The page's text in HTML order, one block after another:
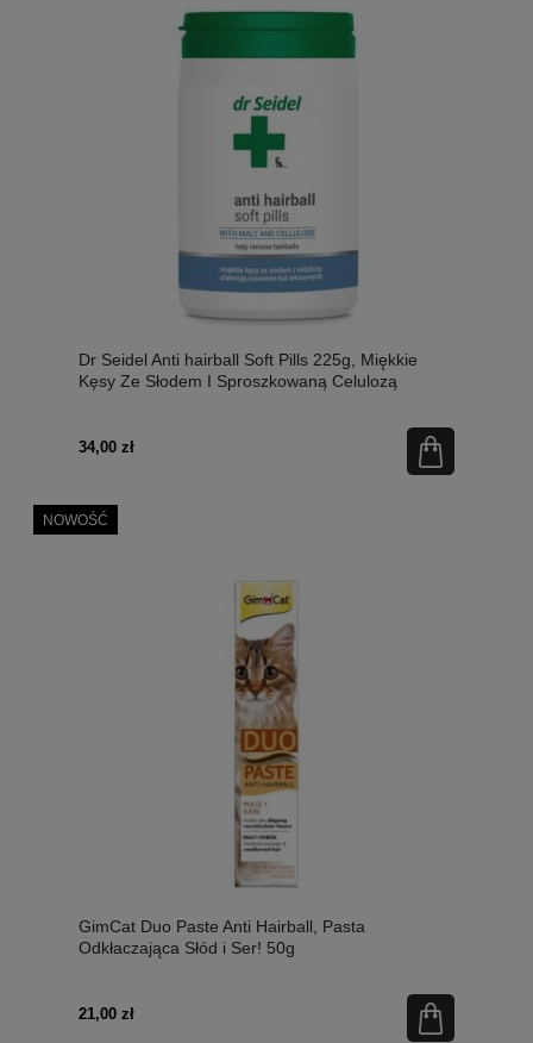
Dr Seidel Anti hairball Soft Pills 225g, Miękkie
Kęsy Ze Słodem I Sproszkowaną Celulozą
Tylko 1 Sztuka Dziennie Na 5 kg m.c. ! Skuteczne
I Chętnie Jedzone Przez Koty! Nowość!
34,00 zł
GimCat Duo Paste Anti Hairball, Pasta
Odkłaczająca Słód i Ser! 50g
21,00 zł
NOWOŚĆ